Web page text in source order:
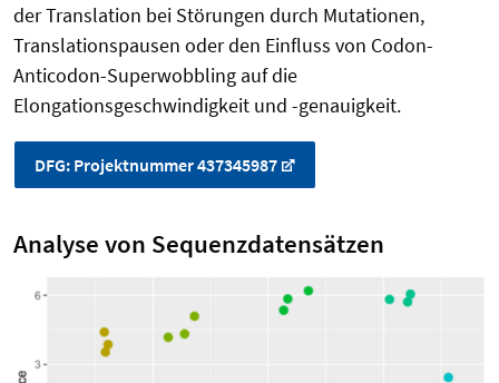
der Translation bei Störungen durch Mutationen,
Translationspausen oder den Einfluss von Codon-
Anticodon-Superwobbling auf die
Elongationsgeschwindigkeit und -genauigkeit.
DFG: Projektnummer 437345987
Analyse von Sequenzdatensätzen